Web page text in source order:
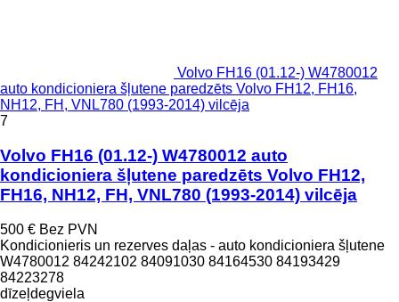
Volvo FH16 (01.12-) W4780012
auto kondicioniera šļutene paredzēts Volvo FH12, FH16,
NH12, FH, VNL780 (1993-2014) vilcēja
7
Volvo FH16 (01.12-) W4780012 auto
kondicioniera šļutene paredzēts Volvo FH12,
FH16, NH12, FH, VNL780 (1993-2014) vilcēja
500 € Bez PVN
Kondicionieris un rezerves daļas - auto kondicioniera šļutene
W4780012 84242102 84091030 84164530 84193429
84223278
dīzeļdegviela